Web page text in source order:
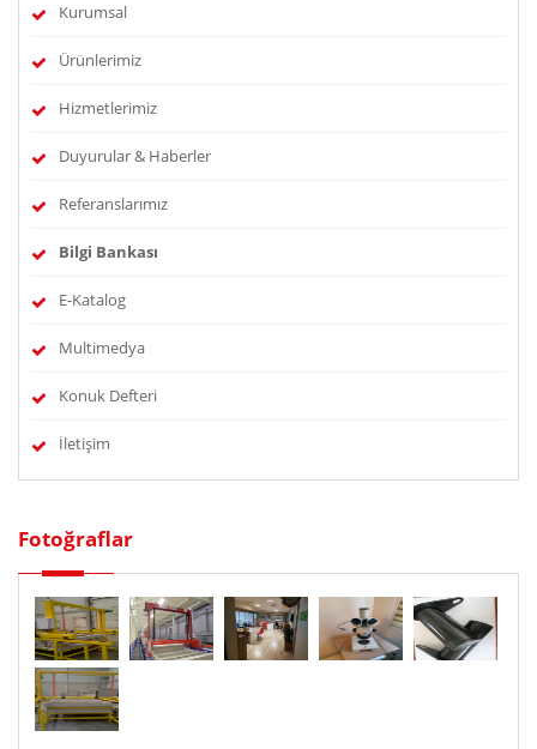
Kurumsal
Ürünlerimiz
Hizmetlerimiz
Duyurular & Haberler
Referanslarımız
Bilgi Bankası
E-Katalog
Multimedya
Konuk Defteri
İletişim
Fotoğraflar